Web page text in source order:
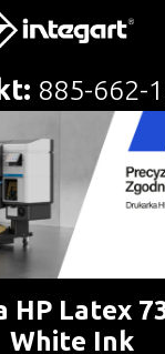
885-662-
HP Latex
White Ink